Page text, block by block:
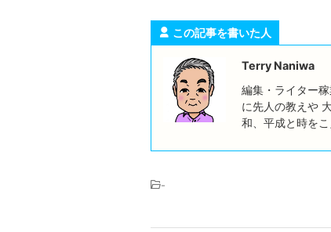
この記事を書いた人
Terry Naniwa
編集・ライター
に先人の教えや
和、平成と時を
-